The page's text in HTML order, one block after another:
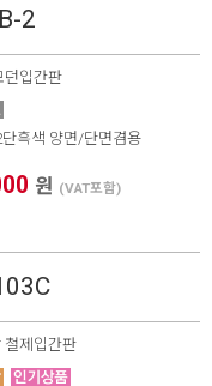
2
던입간판
흑색 양면/단면겸용
원 (VAT포함)
철제입간판